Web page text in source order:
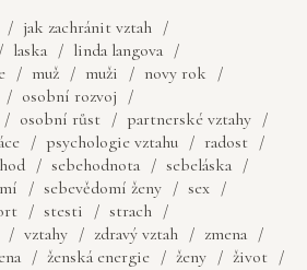
jak zachránit vztah
laska
linda langova
muž muži
novy rok
osobní rozvoj
osobní růst
partnerské vztahy
psychologie vztahu
radost
sebehodnota
sebeláska
sebevědomí ženy
sex
stesti
strach
vztahy zdravý vztah
zmena
ženská energie ženy život